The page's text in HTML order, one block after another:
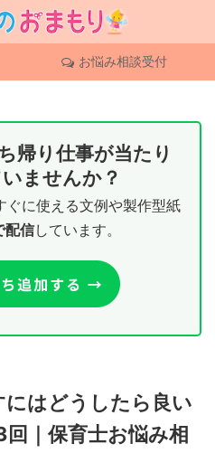
お悩み相談受付
帰り仕事が当たり
ませんか？
ぐに使える文例や製作型紙
配信しています。
はどうしたら良い
｜保育士お悩み相